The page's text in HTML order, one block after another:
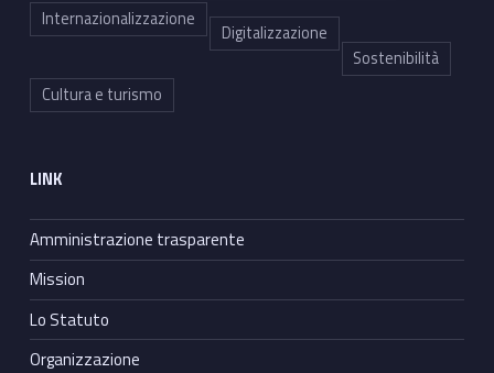
Internazionalizzazione
Digitalizzazione
Sostenibilità
Cultura e turismo
LINK
Amministrazione trasparente
Mission
Lo Statuto
Organizzazione